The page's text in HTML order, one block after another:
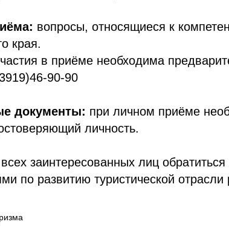
вопросы, относящиеся к
края.
в приёме необходима
90-90
документы: при личном приёме
личность.
заинтересованных лиц
по развитию туристической отрасли